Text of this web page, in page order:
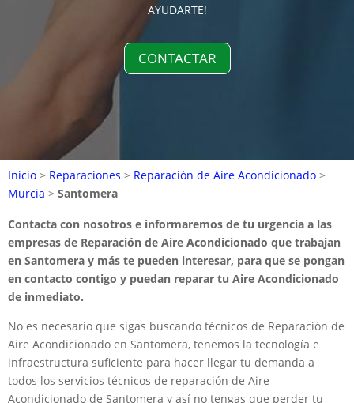
AYUDARTE!
CONTACTAR
Inicio > Reparaciones > Reparación de Aire Acondicionado >
Murcia > Santomera
Contacta con nosotros e informaremos de tu urgencia a las
empresas de Reparación de Aire Acondicionado que trabajan
en Santomera y más te pueden interesar, para que se pongan
en contacto contigo y puedan reparar tu Aire Acondicionado
de inmediato.
No es necesario que sigas buscando técnicos de Reparación de
Aire Acondicionado en Santomera, tenemos la tecnología e
infraestructura suficiente para hacer llegar tu demanda a
todos los servicios técnicos de reparación de Aire
Acondicionado de Santomera y así no tengas que perder tu